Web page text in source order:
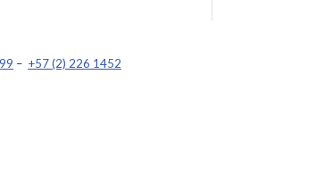
– +57 (2) 226 1452